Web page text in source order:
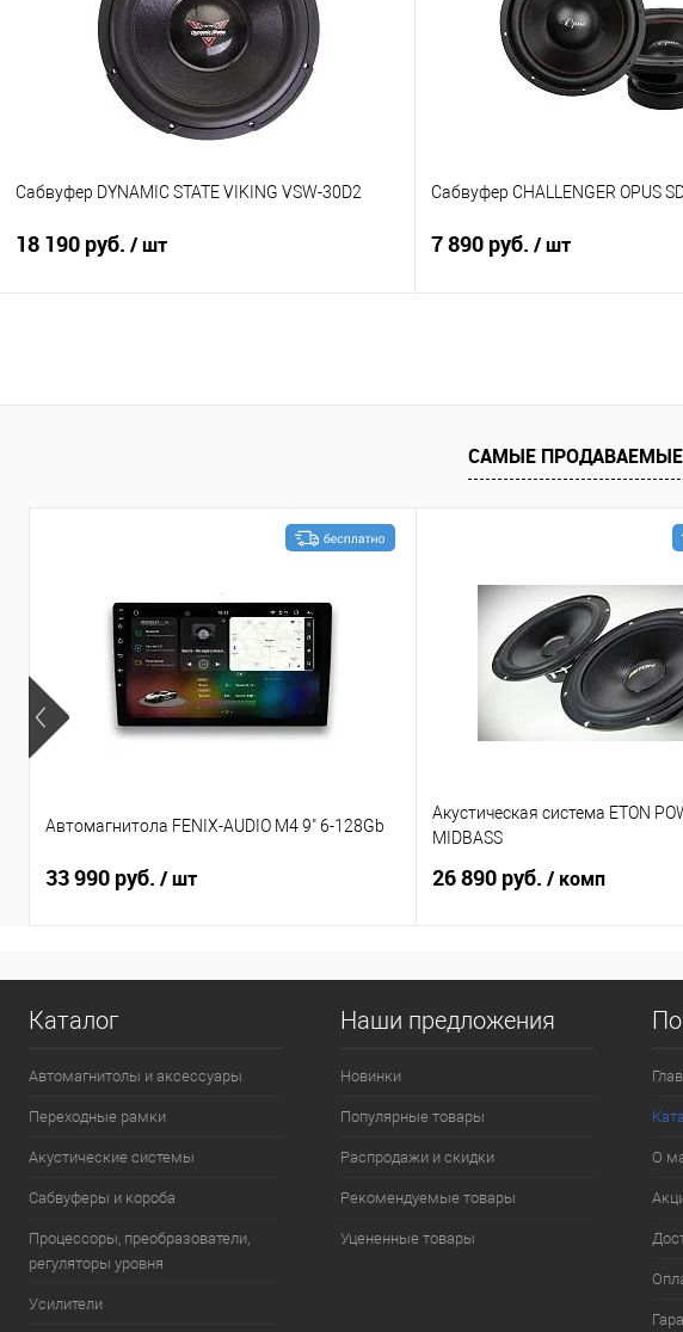
Сабвуфер DYNAMIC STATE VIKING VSW-30D2
18 190 руб. / шт
Сравнение В избранное
Сабвуфер CHALLENGER OPUS
7 890 руб. / шт
Сравнение В
САМЫЕ
Автомагнитола FENIX-AUDIO M4 9" 6-128Gb
33 990 руб. / шт
Акустическая система ETON
MIDBASS
26 890 руб. / комп
Каталог
Автомагнитолы и аксессуары
Переходные рамки
Акустические системы
Сабвуферы и короба
Процессоры, преобразователи,
регуляторы уровня
Усилители
Наши предложения
Новинки
Популярные товары
Распродажи и скидки
Рекомендуемые товары
Уцененные товары
О